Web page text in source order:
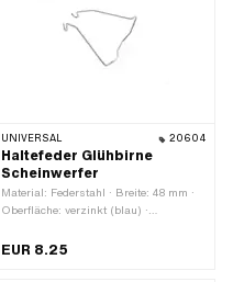
Bestandteile: 4 Stk.
UNIVERSAL 20604
Haltefeder Glühbirne
Scheinwerfer
Material: Federstahl · Breite: 48 mm ·
Oberfläche: verzinkt (blau) ·
EUR 8.25